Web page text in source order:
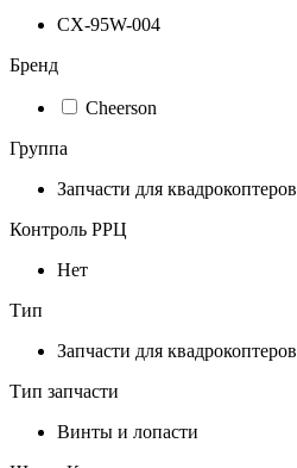
CX-95W-004
Бренд
Cheerson
Группа
Запчасти для квадрокоптеров
Контроль РРЦ
Нет
Тип
Запчасти для квадрокоптеров
Тип запчасти
Винты и лопасти